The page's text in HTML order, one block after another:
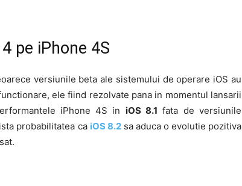
pe iPhone 4S
versiunile beta ale sistemului de operare iOS au
ele fiind rezolvate pana in momentul lansarii
iPhone 4S in iOS 8.1 fata de versiunile
probabilitatea ca iOS 8.2sa aduca o evolutie pozitiva